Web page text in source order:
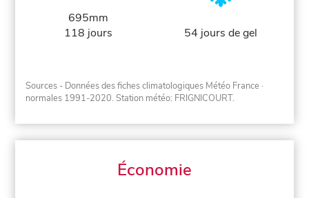
695mm
118 jours
54 jours de gel
Sources - Données des fiches climatologiques Météo France ·
normales 1991-2020. Station météo: FRIGNICOURT.
Économie